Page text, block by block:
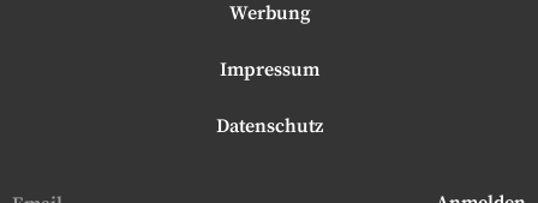
Werbung
Impressum
Datenschutz